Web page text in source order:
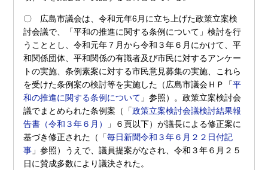
〇 広島市議会は、令和元年6月に立ち上げた政策立案検
討会議で、「平和の推進に関する条例について」検討を行
うこととし、令和元年７月から令和３年６月にかけて、平
和関係団体、平和関係の有識者及び市民に対するアンケー
トの実施、条例素案に対する市民意見募集の実施、これら
を受けた条例案の検討等を実施した（広島市議会ＨＰ「平
和の推進に関する条例について 」参照）。政策立案検討会
議でまとめられた条例案（「政策立案検討会議検討結果報
告書（令和３年６月）
」６頁以下）が議長による修正案に
基づき修正された（「毎日新聞令和３年６月２２日付記
事 」参照）うえで、議員提案がなされ、令和３年６月２５
日に賛成多数により議決された。